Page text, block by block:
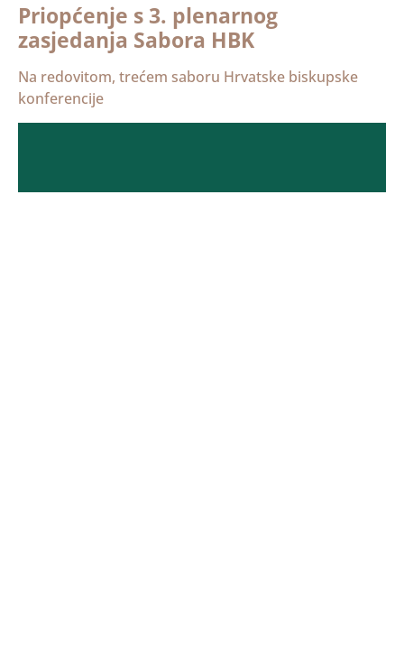
Priopćenje s 3. plenarnog
zasjedanja Sabora HBK
Na redovitom, trećem saboru Hrvatske biskupske
konferencije